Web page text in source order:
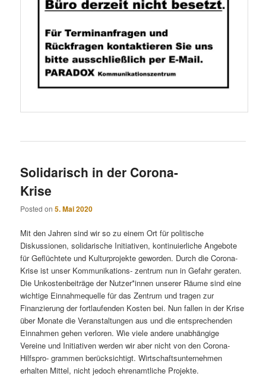
Solidarisch in der Corona-
Krise
Posted on5. Mai 2020
Mit den Jahren sind wir so zu einem Ort für politische
Diskussionen, solidarische Initiativen, kontinuierliche Angebote
für Geflüchtete und Kulturprojekte geworden. Durch die Corona-
Krise ist unser Kommunikations- zentrum nun in Gefahr geraten.
Die Unkostenbeiträge der Nutzer*innen unserer Räume sind eine
wichtige Einnahmequelle für das Zentrum und tragen zur
Finanzierung der fortlaufenden Kosten bei. Nun fallen in der Krise
über Monate die Veranstaltungen aus und die entsprechenden
Einnahmen gehen verloren. Wie viele andere unabhängige
Vereine und Initiativen werden wir aber nicht von den Corona-
Hilfspro- grammen berücksichtigt. Wirtschaftsunternehmen
erhalten Mittel, nicht jedoch ehrenamtliche Projekte.